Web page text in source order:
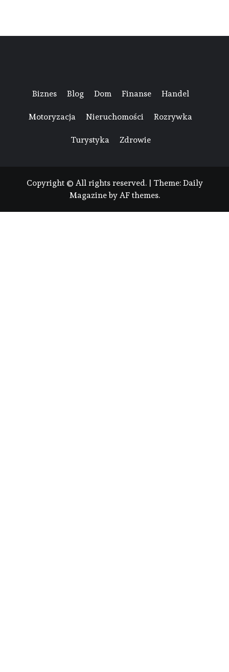
Biznes Blog Dom Finanse Handel
Motoryzacja Nieruchomości Rozrywka
Turystyka Zdrowie
Copyright © All rights reserved. | Theme: Daily
Magazineby AF themes.